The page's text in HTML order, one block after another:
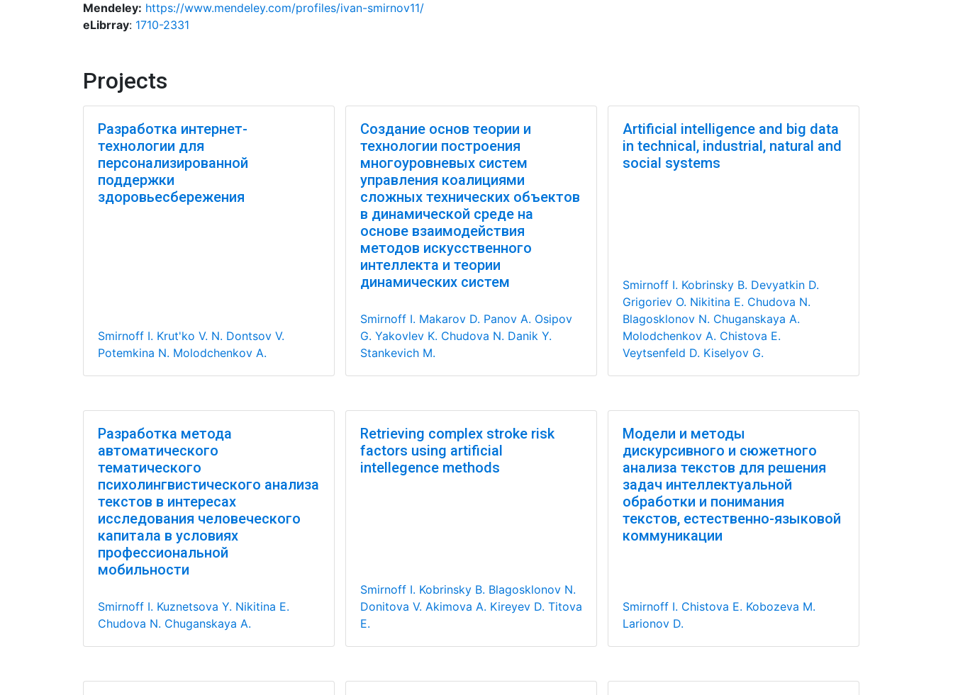
Mendeley: https://www.mendeley.com/profiles/ivan-smirnov11/
eLibrray: 1710-2331
Projects
Разработка интернет-
технологии для
персонализированной
поддержки
здоровьесбережения
Smirnoff I. Krut'ko V. N. Dontsov V.
Potemkina N. Molodchenkov A.
Создание основ теории и
технологии построения
многоуровневых систем
управления коалициями
сложных технических объектов
в динамической среде на
основе взаимодействия
методов искусственного
интеллекта и теории
динамических систем
Smirnoff I. Makarov D. Panov A. Osipov
G. Yakovlev K. Chudova N. Danik Y.
Stankevich M.
Artificial intelligence and big data
in technical, industrial, natural and
social systems
Smirnoff I. Kobrinsky B. Devyatkin D.
Grigoriev O. Nikitina E. Chudova N.
Blagosklonov N. Chuganskaya A.
Molodchenkov A. Chistova E.
Veytsenfeld D. Kiselyov G.
Разработка метода
автоматического
тематического
психолингвистического анализа
текстов в интересах
исследования человеческого
капитала в условиях
профессиональной
мобильности
Smirnoff I. Kuznetsova Y. Nikitina E.
Chudova N. Chuganskaya A.
Retrieving complex stroke risk
factors using artificial
intellegence methods
Smirnoff I. Kobrinsky B. Blagosklonov N.
Donitova V. Akimova A. Kireyev D. Titova
E.
Модели и методы
дискурсивного и сюжетного
анализа текстов для решения
задач интеллектуальной
обработки и понимания
текстов, естественно-языковой
коммуникации
Smirnoff I. Chistova E. Kobozeva M.
Larionov D.